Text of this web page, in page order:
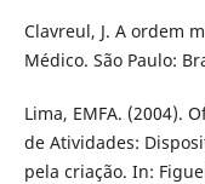
Clavreul, J. A ordem
Médico. São Paulo:
Lima, EMFA. (2004).
de Atividades:
pela criação. In: